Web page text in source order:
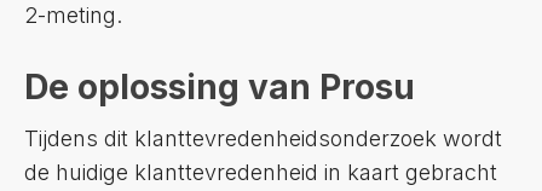
2-meting.
De oplossing van Prosu
Tijdens dit klanttevredenheidsonderzoek wordt
de huidige klanttevredenheid in kaart gebracht